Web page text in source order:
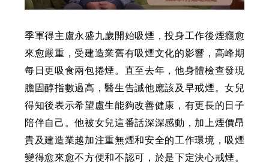
季軍得主盧永盛九歲開始吸煙，投身工作後煙癮愈
來愈嚴重，受建造業舊有吸煙文化的影響，高峰期
每日更吸食兩包捲煙。直至去年，他身體檢查發現
膽固醇指數過高，醫生告誡他應該及早戒煙。女兒
得知後表示希望盧生能夠改善健康，有更長的日子
陪伴自己。他被女兒這番話深深感動，加上煙價昂
貴及建造業越加注重無煙和安全的工作環境，吸煙
變得愈來愈不方便和不認可，於是下定決心戒煙。